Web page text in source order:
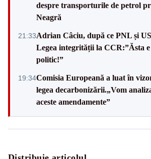
despre transporturile de petrol
Neagră
21:33Adrian Câciu, după ce PNL și
Legea integrității la CCR:”Ăsta
politic!”
19:34Comisia Europeană a luat în
legea decarbonizării.„Vom
aceste amendamente”